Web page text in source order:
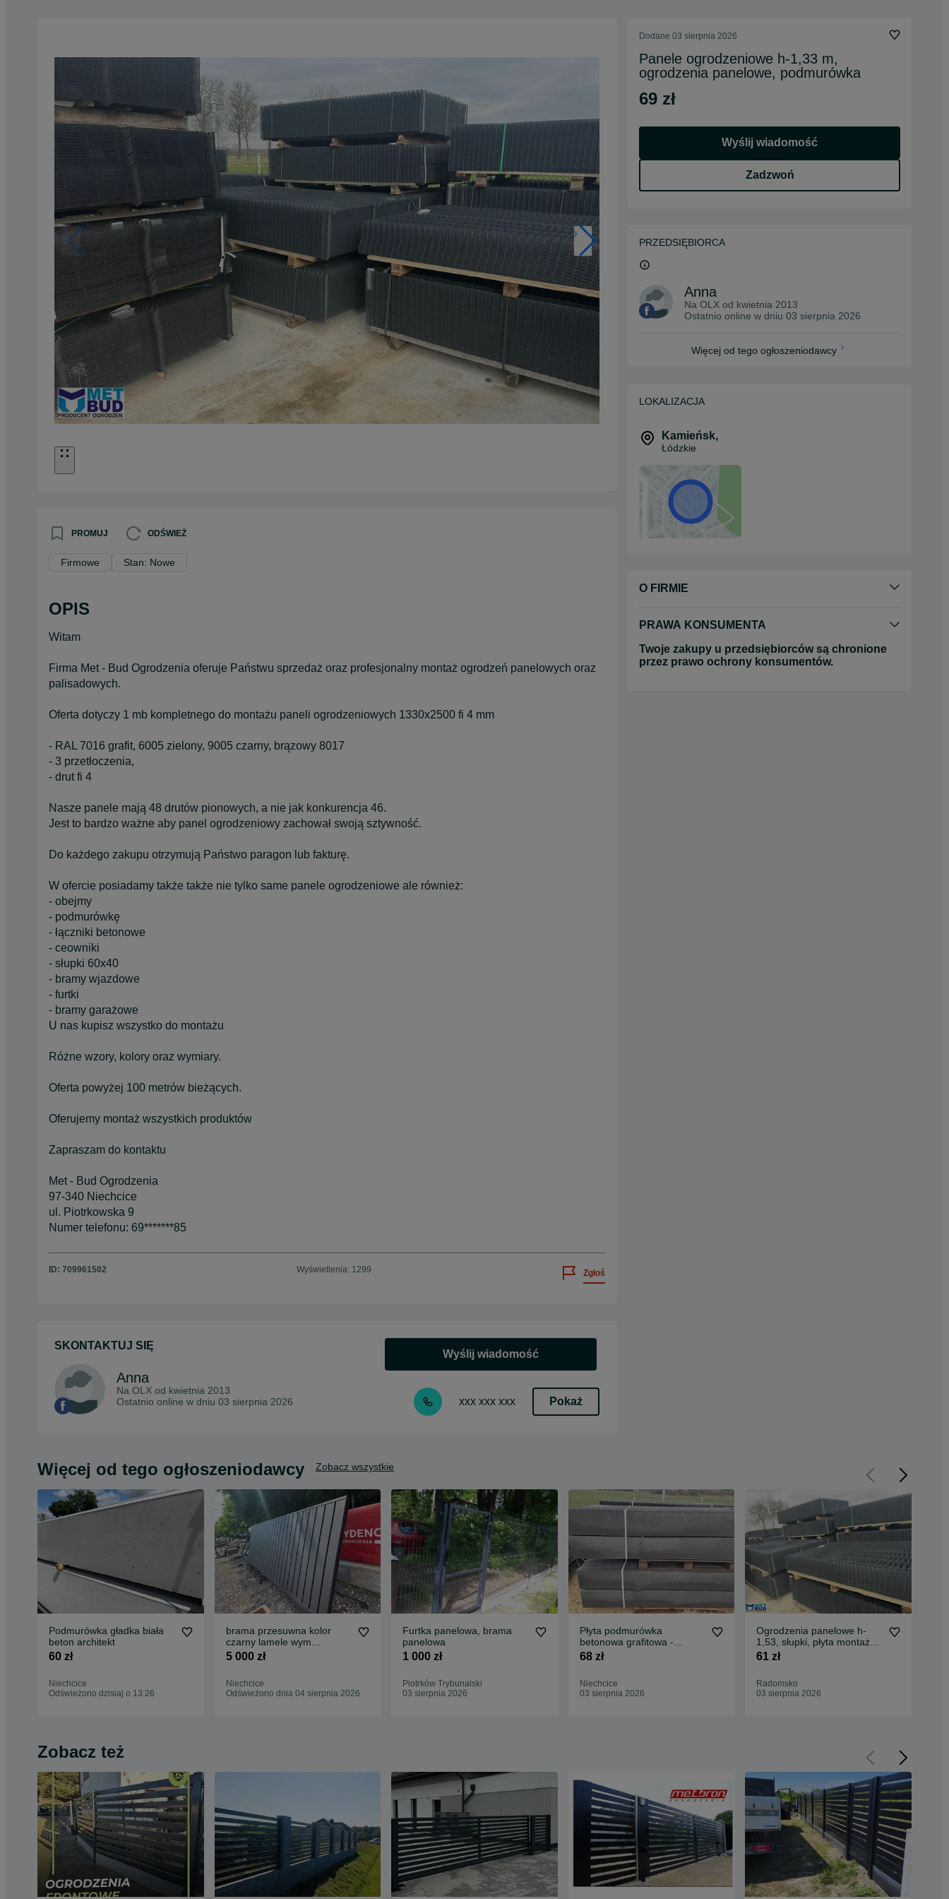
PROMUJ ODŚWIEŻ
Firmowe Stan: Nowe
OPIS
Witam
Firma Met - Bud Ogrodzenia oferuje Państwu sprzedaż oraz profesjonalny montaż ogrodzeń panelowych oraz
palisadowych.
Oferta dotyczy 1 mb kompletnego do montażu paneli ogrodzeniowych 1330x2500 fi 4 mm
- RAL 7016 grafit, 6005 zielony, 9005 czarny, brązowy 8017
- 3 przetłoczenia,
- drut fi 4
Nasze panele mają 48 drutów pionowych, a nie jak konkurencja 46.
Jest to bardzo ważne aby panel ogrodzeniowy zachował swoją sztywność.
Do każdego zakupu otrzymują Państwo paragon lub fakturę.
W ofercie posiadamy także także nie tylko same panele ogrodzeniowe ale również:
- obejmy
- podmurówkę
- łączniki betonowe
- ceowniki
- słupki 60x40
- bramy wjazdowe
- furtki
- bramy garażowe
U nas kupisz wszystko do montażu
Różne wzory, kolory oraz wymiary.
Oferta powyżej 100 metrów bieżących.
Oferujemy montaż wszystkich produktów
Zapraszam do kontaktu
Met - Bud Ogrodzenia
97-340 Niechcice
ul. Piotrkowska 9
Numer telefonu: 69*******85
ID: 709961502 Wyświetlenia: 1299 Zgłoś
SKONTAKTUJ SIĘ
Anna
Na OLX od kwietnia 2013
Ostatnio online w dniu 03 sierpnia 2026
Wyślij wiadomość
xxx xxx xxx Pokaż
Dodane 03 sierpnia 2026
Panele ogrodzeniowe h-1,33 m,
ogrodzenia panelowe, podmurówka
69 zł
Wyślij wiadomość
Zadzwoń
PRZEDSIĘBIORCA
Anna
Na OLX od kwietnia 2013
Ostatnio online w dniu 03 sierpnia 2026
Więcej od tego ogłoszeniodawcy
LOKALIZACJA
Kamieńsk,
Łódzkie
O FIRMIE
PRAWA KONSUMENTA
Twoje zakupy u przedsiębiorców są chronione
przez prawo ochrony konsumentów.
Więcej od tego ogłoszeniodawcy Zobacz wszystkie
Podmurówka gładka biała
beton architekt
60 zł
Niechcice
Odświeżono dzisiaj o 13:26
brama przesuwna kolor
czarny lamele wym
4920x1635
5 000 zł
Niechcice
Odświeżono dnia 04 sierpnia 2026
Furtka panelowa, brama
panelowa
1 000 zł
Piotrków Trybunalski
03 sierpnia 2026
Płyta podmurówka
betonowa grafitowa -
antracyt z wibroprasy
68 zł
Niechcice
03 sierpnia 2026
Ogrodzenia panelowe h-
1,53, słupki, płyta montaż
ogrodzeń
61 zł
Radomsko
03 sierpnia 2026
Zobacz też